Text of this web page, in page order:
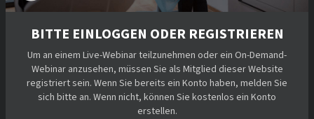
BITTE EINLOGGEN ODER REGISTRIEREN
Um an einem Live-Webinar teilzunehmen oder ein On-Demand-
Webinar anzusehen, müssen Sie als Mitglied dieser Website
registriert sein. Wenn Sie bereits ein Konto haben, melden Sie
sich bitte an. Wenn nicht, können Sie kostenlos ein Konto
erstellen.